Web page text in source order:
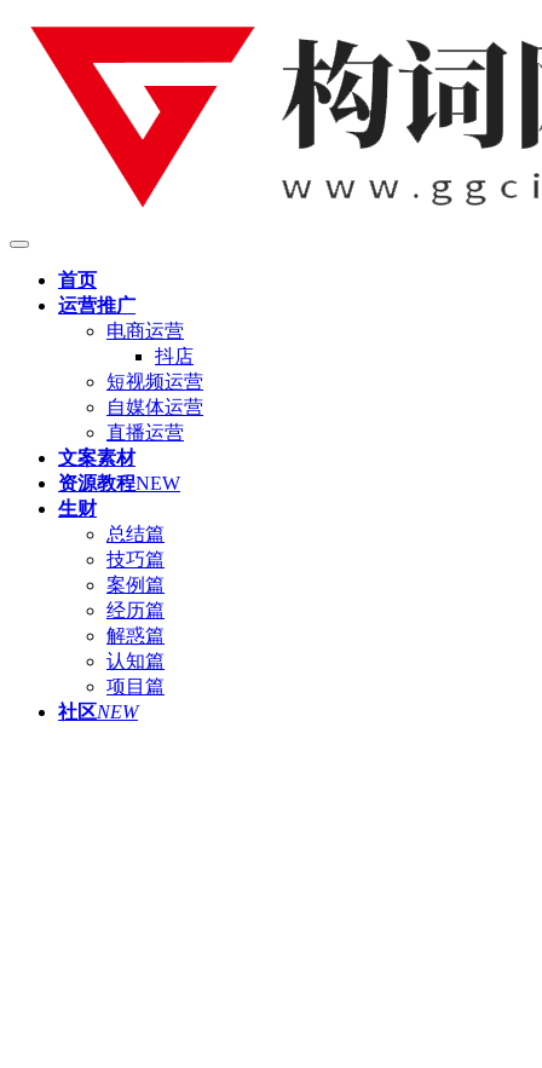
首页
运营推广
电商运营
抖店
短视频运营
自媒体运营
直播运营
文案素材
资源教程NEW
生财
总结篇
技巧篇
案例篇
经历篇
解惑篇
认知篇
项目篇
社区NEW